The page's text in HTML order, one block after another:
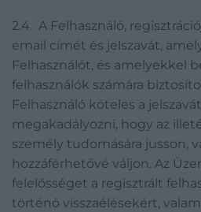
2.4. A Felhasználó,
email címét és jelszavát,
Felhasználót, és amelyekkel
felhasználók számára
Felhasználó köteles a
megakadályozni, hogy az
személy tudomására jusson,
hozzáférhetővé váljon. Az
felelősséget a regisztrált
történő visszaélésekért,